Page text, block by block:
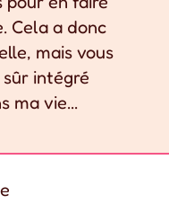
Cela a donc
mais vous
sûr intégré
ma vie...